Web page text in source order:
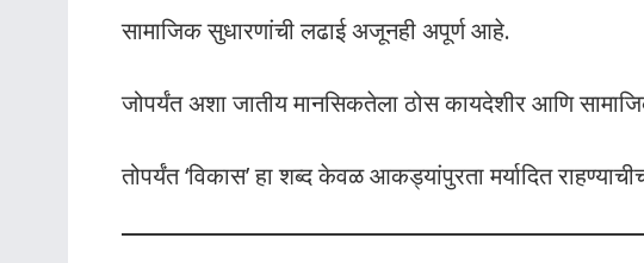
सामाजिक सुधारणांची लढाई अजूनही अपूर्ण आहे.
जोपर्यंत अशा जातीय मानसिकतेला ठोस कायदेशीर आणि
तोपर्यंत ‘विकास’ हा शब्द केवळ आकड्यांपुरता मर्यादित